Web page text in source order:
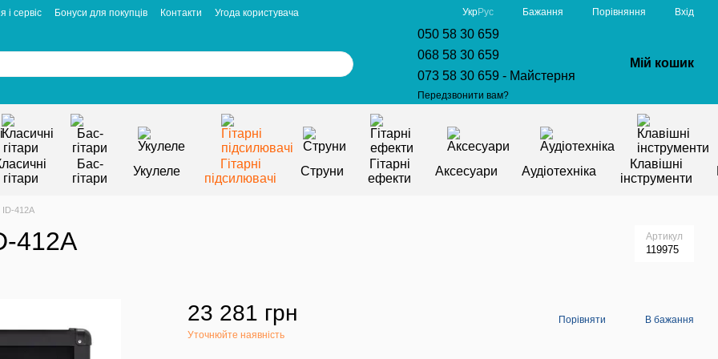
і сервіс Бонуси для покупців Контакти
Угода користувача
УкрРус Бажання Порівняння Вхід
050 58 30 659
068 58 30 659
073 58 30 659 - Майстерня
Передзвонити вам?
Мій кошик
гітари
Бас-
гітари
Укулеле
Гітарні
підсилювачі
Струни
Гітарні
ефекти
Аксесуари Аудіотехніка
Клавішні
інструменти
ID-412A
412A Артикул
119975
23 281 грн
Уточнюйте наявність
Порівняти В бажання